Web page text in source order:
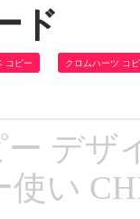
ド
コピー クロムハーツ コ
デザ
い